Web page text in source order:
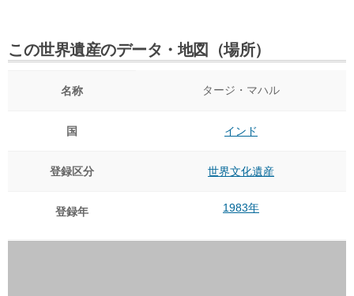
この世界遺産のデータ・地図（場所）
名称 タージ・マハル
国 インド
登録区分 世界文化遺産
登録年 1983年